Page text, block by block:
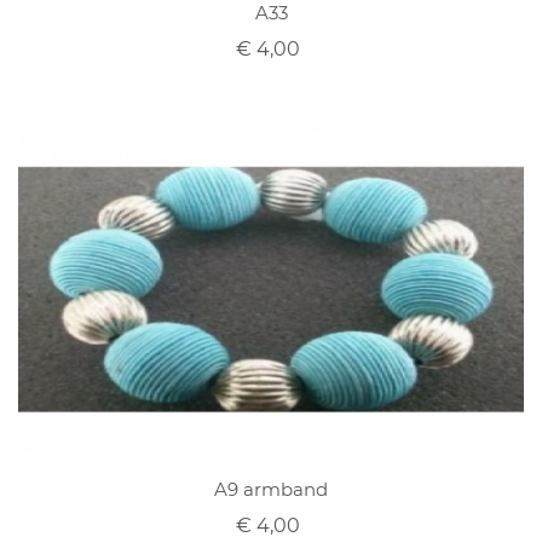
A33
€ 4,00
A9 armband
€ 4,00